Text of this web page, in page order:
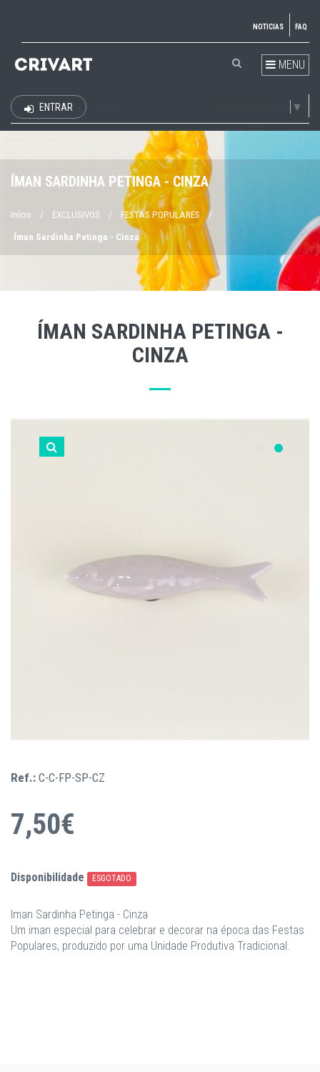
NOTICIAS FAQ
MENU
▼
ENTRAR
ÍMAN SARDINHA PETINGA - CINZA
Início / EXCLUSIVOS / FESTAS POPULARES /
Íman Sardinha Petinga - Cinza
ÍMAN SARDINHA PETINGA -
CINZA
Ref.: C-C-FP-SP-CZ
7,50€
Disponibilidade ESGOTADO
Iman Sardinha Petinga - Cinza
Um iman especial para celebrar e decorar na época das Festas
Populares, produzido por uma Unidade Produtiva Tradicional.